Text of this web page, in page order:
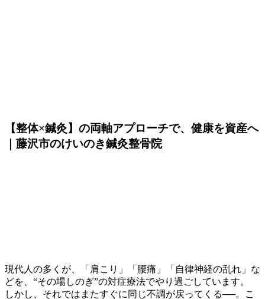
【整体×鍼灸】の両軸アプローチで、健康を資産へ
｜藤沢市のけいのき鍼灸整骨院
現代人の多くが、「肩こり」「腰痛」「自律神経の乱れ」な
どを、“その場しのぎ”の対症療法でやり過ごしています。
しかし、それではまたすぐに同じ不調が戻ってくる──。こ